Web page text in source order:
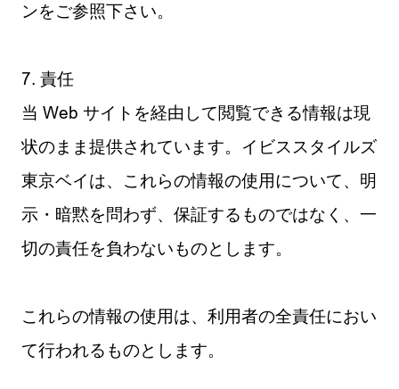
ンをご参照下さい。
7. 責任
当 Web サイトを経由して閲覧できる情報は現
状のまま提供されています。イビススタイルズ
東京ベイは、これらの情報の使用について、明
示・暗黙を問わず、保証するものではなく、一
切の責任を負わないものとします。
これらの情報の使用は、利用者の全責任におい
て行われるものとします。